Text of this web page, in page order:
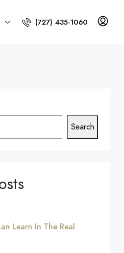
(727) 435-1060
Search
Learn In The Real